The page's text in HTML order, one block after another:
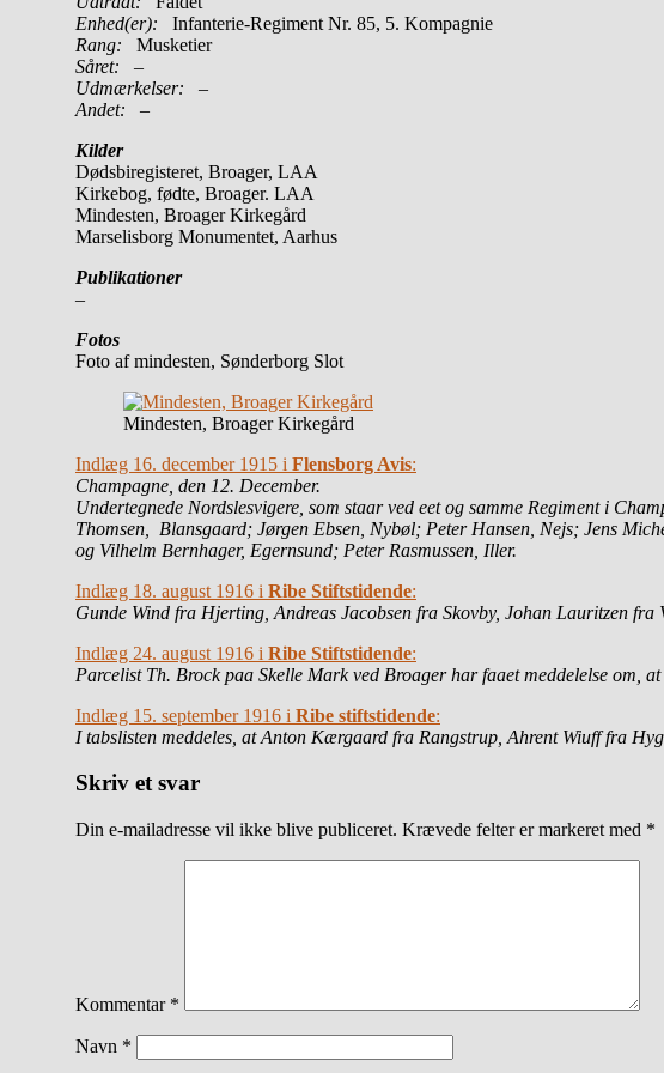
Enhed(er):
Infanterie-Regiment Nr. 85, 5. Kompagnie
Rang:
Musketier
Såret: –
Udmærkelser: –
Andet: –
Kilder
Dødsbiregisteret, Broager, LAA
Kirkebog, fødte, Broager. LAA
Mindesten, Broager Kirkegård
Marselisborg Monumentet, Aarhus
Publikationer
–
Fotos
Foto af mindesten, Sønderborg Slot
Mindesten, Broager Kirkegård
Indlæg 16. december 1915 i Flensborg Avis:
Champagne, den 12. December.
Undertegnede Nordslesvigere, som staarved eet og samme Regiment i
Thomsen, Blansgaard; Jørgen Ebsen, Nybøl; Peter Hansen, Nejs; Jens
og Vilhelm Bernhager, Egernsund; Peter Rasmussen, Iller.
Indlæg 18. august 1916 i Ribe Stiftstidende:
Gunde Wind fra Hjerting, Andreas Jacobsen fra Skovby, Johan Lauritzen
Indlæg 24. august 1916 i Ribe Stiftstidende:
Parcelist Th. Brock paa Skelle Mark ved Broager har faaet meddelelse om,
Indlæg 15. september 1916 i Ribe stiftstidende:
I tabslisten meddeles, at Anton Kærgaard fra Rangstrup, Ahrent Wiuff fra
Skriv et svar
Din e-mailadresse vil ikke blive publiceret. Krævede felter er markeret med *
Kommentar *
Navn *